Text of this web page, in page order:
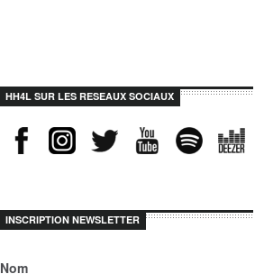
HH4L SUR LES RESEAUX SOCIAUX
INSCRIPTION NEWSLETTER
Nom